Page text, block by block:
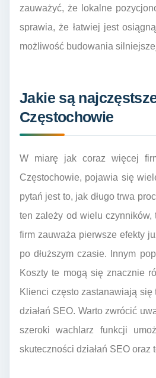
zauważyć, że lokalne
sprawia, że łatwiej jest
możliwość budowania
Jakie są
Częstochowie
W miarę jak coraz więcej
Częstochowie, pojawia się
pytań jest to, jak długo trwa
ten zależy od wielu
firm zauważa pierwsze efekty
po dłuższym czasie. Innym
Koszty te mogą się znacznie
Klienci często zastanawiają
działań SEO. Warto zwrócić
szeroki wachlarz funkcji
skuteczności działań SEO